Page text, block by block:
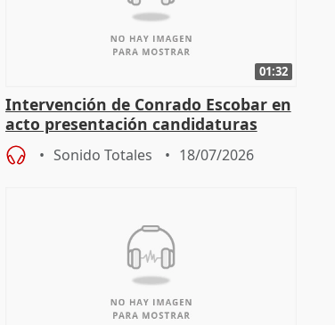
01:32
Intervención de Conrado Escobar en
acto presentación candidaturas
alcaldes PP para 2027
Sonido Totales 18/07/2026